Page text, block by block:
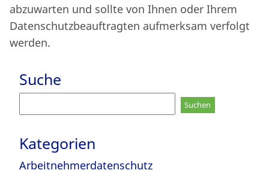
abzuwarten und sollte von Ihnen oder Ihrem
Datenschutzbeauftragten aufmerksam verfolgt
werden.
Suche
nach:
Kategorien
Arbeitnehmerdatenschutz